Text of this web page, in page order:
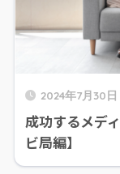
2024年7月30日
成功するメデ
ビ局編】